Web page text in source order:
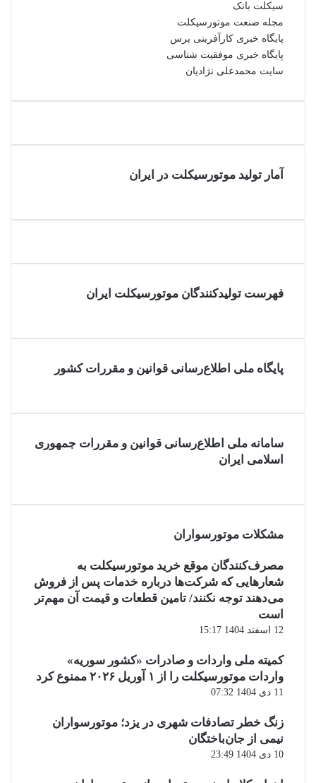
سیکلت بانک
مجله صنعت موتورسیکلت
پایگاه خبری کارآفرینی پرس
پایگاه خبری موفقیت شناسی
سایت محمدعلی نژادیان
آمار تولید موتورسیکلت در ایران
فهرست تولیدکنندگان موتورسیکلت ایران
پایگاه ملی اطلاع‌رسانی قوانین و مقررات کشور
سامانه ملی اطلاع‌رسانی قوانین و مقررات جمهوری
اسلامی ایران
مشکلات موتورسواران
مصرف‌کنندگان موقع خرید موتورسیکلت به
شعارهایی که شرکت‌ها درباره خدمات پس از فروش
می‌دهند توجه نکنند/ تامین قطعات و قیمت آن مهم‌تر
است
12 اسفند 1404 15:17
کمیته ملی واردات و صادرات «کشور سوریه»
واردات موتورسیکلت را از ۱ آوریل ۲۰۲۶ ممنوع کرد
11 دی 1404 07:32
زنگ خطر تصادفات شهری در یزد؛ موتورسواران
نیمی از جان‌باختگان
10 دی 1404 23:49